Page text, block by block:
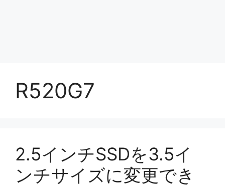
R520G7
2.5インチSSDを3.5イ
ンチサイズに変更でき